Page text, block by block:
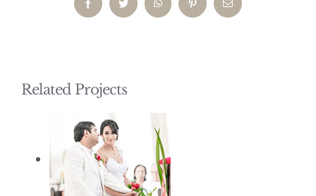
FacebookTwitter WhatsAppPinterestEmail
Related Projects